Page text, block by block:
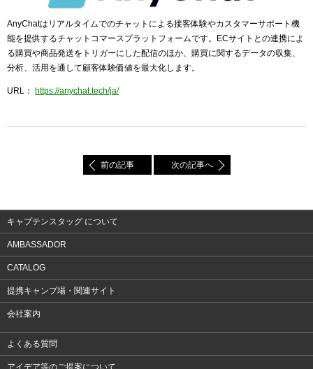
AnyChatはリアルタイムでのチャットによる接客体験やカスタマーサポート機
能を提供するチャットコマースプラットフォームです。ECサイトとの連携によ
る購買や商品発送をトリガーにした配信のほか、購買に関するデータの収集、
分析、活用を通して顧客体験価値を最大化します。
URL： https://anychat.tech/ja/
前の記事 次の記事へ
キャプテンスタッグ について
AMBASSADOR
CATALOG
提携キャンプ場・関連サイト
会社案内
よくある質問
アイデア等のご提案について